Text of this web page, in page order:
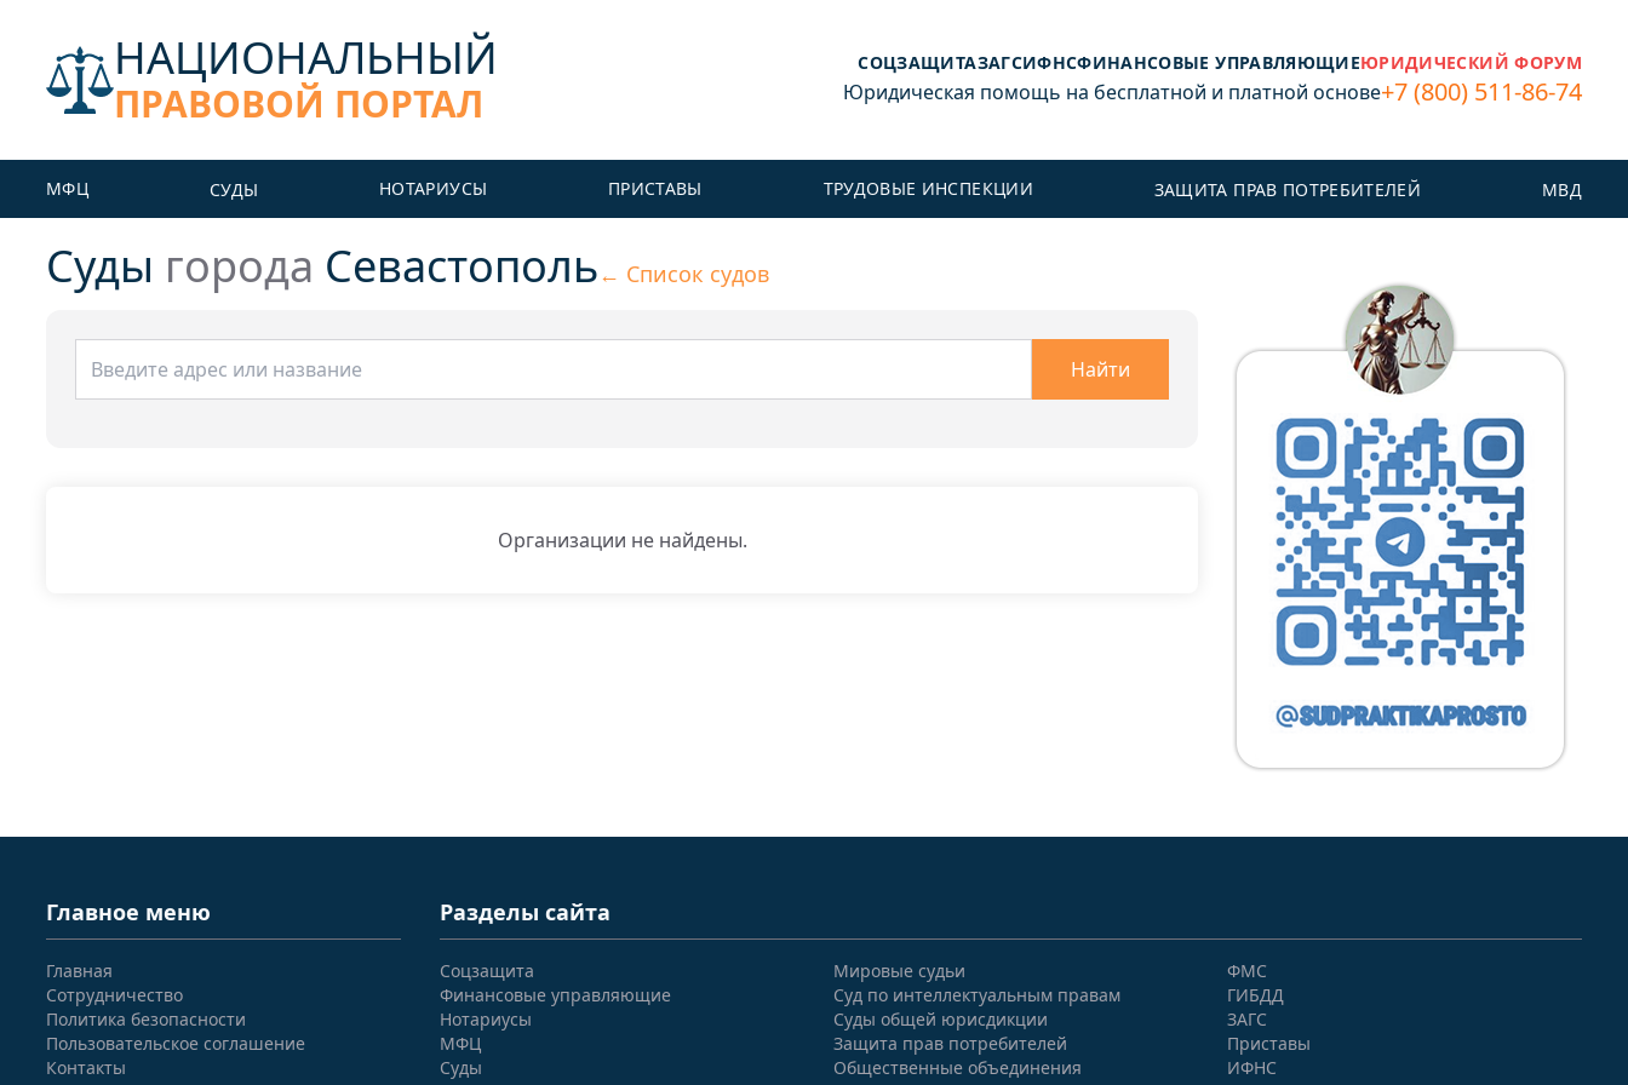
НАЦИОНАЛЬНЫЙ
ПРАВОВОЙ ПОРТАЛ
СОЦЗАЩИТАЗАГСИФНСФИНАНСОВЫЕ УПРАВЛЯЮЩИЕЮРИДИЧЕСКИЙ ФОРУМ
Юридическая помощь на бесплатной и платной основе+7 (800) 511-86-74
МФЦ СУДЫ НОТАРИУСЫ ПРИСТАВЫ ТРУДОВЫЕ ИНСПЕКЦИИ ЗАЩИТА ПРАВ ПОТРЕБИТЕЛЕЙ МВД
Суды города Севастополь← Список судов
Найти
Организации не найдены.
Главное меню
Главная
Сотрудничество
Политика безопасности
Пользовательское соглашение
Контакты
Разделы сайта
Соцзащита
Финансовые управляющие
Нотариусы
МФЦ
Суды
Мировые судьи
Суд по интеллектуальным правам
Суды общей юрисдикции
Защита прав потребителей
Общественные объединения
ФМС
ГИБДД
ЗАГС
Приставы
ИФНС